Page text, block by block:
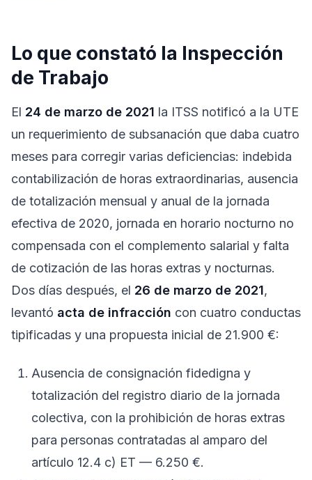
Lo que constató la Inspección
de Trabajo
El 24 de marzo de 2021 la ITSS notificó a la UTE
un requerimiento de subsanación que daba cuatro
meses para corregir varias deficiencias: indebida
contabilización de horas extraordinarias, ausencia
de totalización mensual y anual de la jornada
efectiva de 2020, jornada en horario nocturno no
compensada con el complemento salarial y falta
de cotización de las horas extras y nocturnas.
Dos días después, el 26 de marzo de 2021,
levantó acta de infracción con cuatro conductas
tipificadas y una propuesta inicial de 21.900 €:
Ausencia de consignación fidedigna y
totalización del registro diario de la jornada
colectiva, con la prohibición de horas extras
para personas contratadas al amparo del
artículo 12.4 c) ET — 6.250 €.